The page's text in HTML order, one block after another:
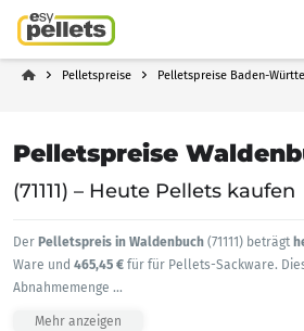
Pelletspreise Pelletspreise Baden-
Pelletspreise
(71111) – Heute Pellets kaufen
Der Pelletspreis in Waldenbuch (71111) beträgt
Ware und 465,45 € für für Pellets-Sackware.
Abnahmemenge ...
Mehr anzeigen